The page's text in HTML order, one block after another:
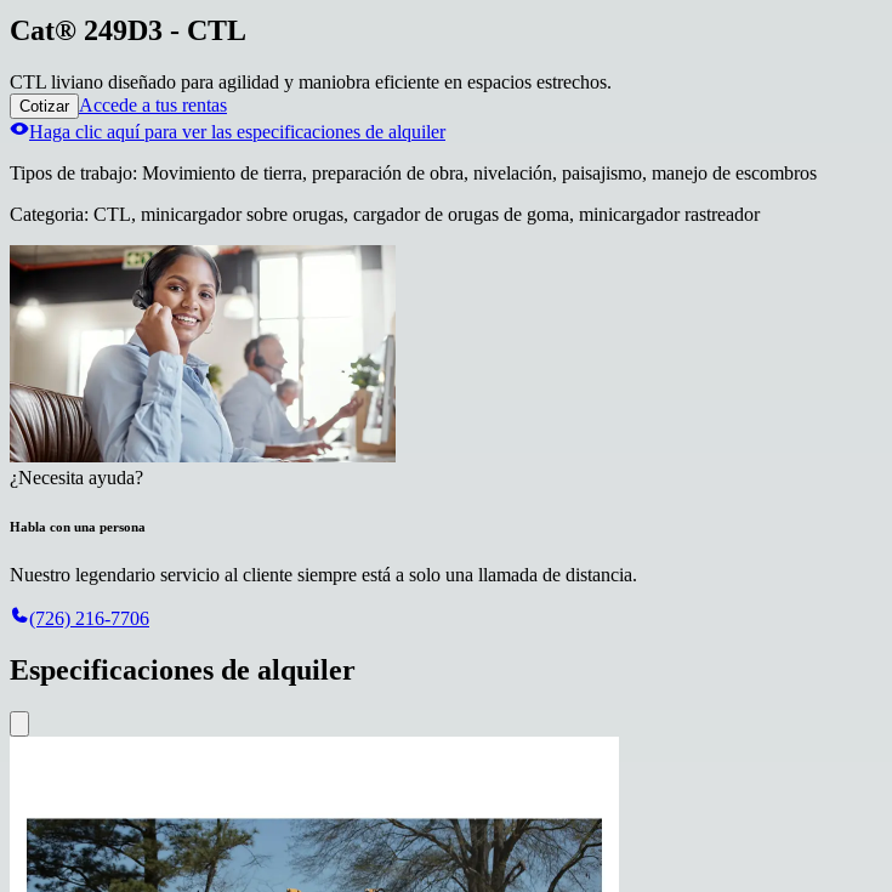
Cat® 249D3 - CTL
CTL liviano diseñado para agilidad y maniobra eficiente en espacios estrechos.
Cotizar Accede a tus rentas
Haga clic aquí para ver las especificaciones de alquiler
Tipos de trabajo: Movimiento de tierra, preparación de obra, nivelación, paisajismo, manejo de escombros
Categoria: CTL, minicargador sobre orugas, cargador de orugas de goma, minicargador rastreador
¿Necesita ayuda?
Habla con una persona
Nuestro legendario servicio al cliente siempre está a solo una llamada de distancia.
(726) 216-7706
Especificaciones de alquiler